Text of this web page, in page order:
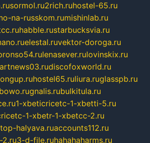
sormol.ru2rich.ruhostel-65.ru
na-russkom.rumishinlab.ru
habble.rustarbucksvia.ru
elestal.ruvektor-doroga.ru
lenasever.rulovinskix.ru
discofoxworld.ru
hostel65.ruliura.ruglasspb.ru
gnalis.rubulkitula.ru
1-xbeticricetc-1-xbetti-5.ru
1-xbetr-1-xbetcc-2.ru
top-halyava.ruaccounts112.ru
3-d-file.ruhahahaharms.ru